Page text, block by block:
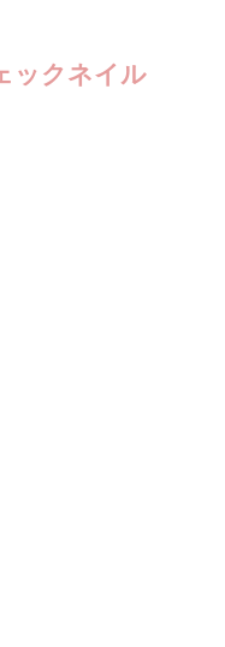
ックネイル